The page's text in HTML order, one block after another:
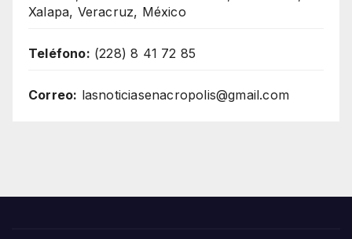
Xalapa, Veracruz, México
Teléfono: (228) 8 41 72 85
Correo: lasnoticiasenacropolis@gmail.com